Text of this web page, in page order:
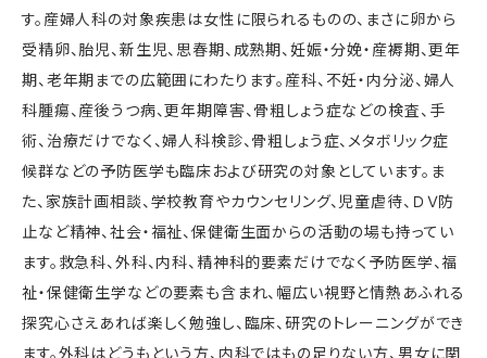
す。産婦人科の対象疾患は女性に限られるものの、まさに卵から
受精卵、胎児、新生児、思春期、成熟期、妊娠・分娩・産褥期、更年
期、老年期までの広範囲にわたります。産科、不妊・内分泌、婦人
科腫瘍、産後うつ病、更年期障害、骨粗しょう症などの検査、手
術、治療だけでなく、婦人科検診、骨粗しょう症、メタボリック症
候群などの予防医学も臨床および研究の対象としています。ま
た、家族計画相談、学校教育やカウンセリング、児童虐待、ＤＶ防
止など精神、社会・福祉、保健衛生面からの活動の場も持ってい
ます。救急科、外科、内科、精神科的要素だけでなく予防医学、福
祉・保健衛生学などの要素も含まれ、幅広い視野と情熱あふれる
探究心さえあれば楽しく勉強し、臨床、研究のトレーニングができ
ます。外科はどうもという方、内科ではもの足りない方、男女に関